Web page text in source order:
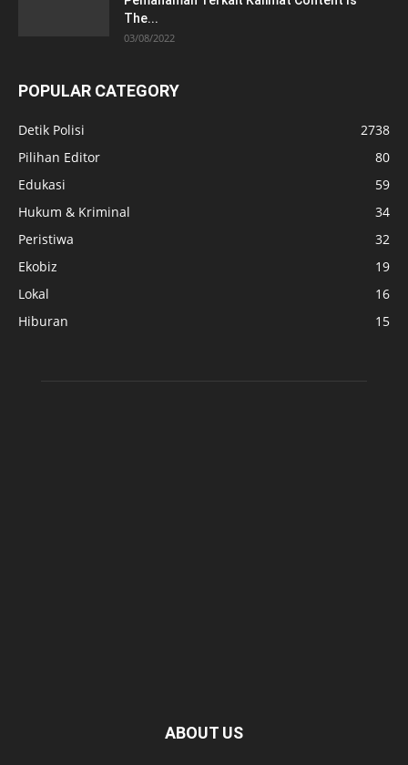
The...
03/08/2022
POPULAR CATEGORY
Detik Polisi
2738
Pilihan Editor
80
Edukasi
59
Hukum & Kriminal
34
Peristiwa
32
Ekobiz
19
Lokal
16
Hiburan
15
ABOUT US